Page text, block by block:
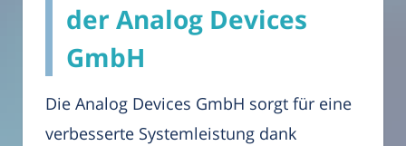
der Analog Devices
GmbH
Die Analog Devices GmbH sorgt für eine
verbesserte Systemleistung dank